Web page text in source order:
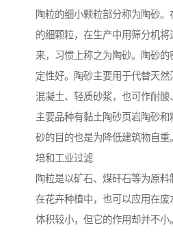
陶粒的细小颗粒部分称为陶砂
的细颗粒，在生产中用筛分机
来，习惯上称之为陶砂。陶砂
定性好。陶砂主要用于代替天
混凝土、轻质砂浆，也可作耐酸
主要品种有黏土陶砂页岩陶砂
砂的目的也是为降低建筑物自
培和工业过滤
陶粒是以矿石、煤矸石等为原
在花卉种植中，也可以应用在
体积较小，但它的作用却并不